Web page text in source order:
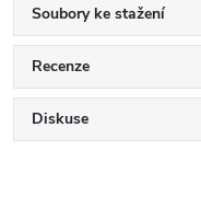
Soubory ke stažení
Recenze
Diskuse